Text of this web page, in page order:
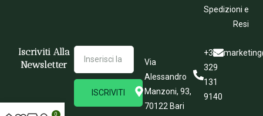
Spedizioni e
Resi
Iscriviti Alla
Newsletter
ISCRIVITI
Via
Alessandro
Manzoni, 93,
70122 Bari
+39
329
131
9140
0